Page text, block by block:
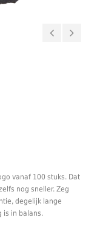
vanaf 100 stuks. Dat
nog sneller. Zeg
degelijk lange
is in balans.